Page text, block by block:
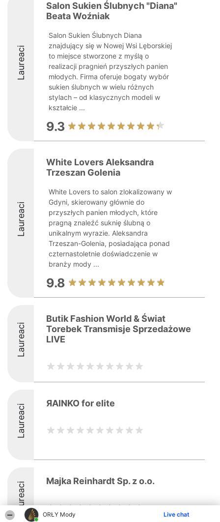
ORŁY Mody Live chat
Laureaci
Salon Sukien Ślubnych "Diana"
Beata Woźniak
Salon Sukien Ślubnych Diana
znajdujący się w Nowej Wsi Lęborskiej
to miejsce stworzone z myślą o
realizacji pragnień przyszłych panien
młodych. Firma oferuje bogaty wybór
sukien ślubnych w wielu różnych
stylach – od klasycznych modeli w
kształcie ...
9.3
Laureaci
White Lovers Aleksandra
Trzeszan Golenia
White Lovers to salon zlokalizowany w
Gdyni, skierowany głównie do
przyszłych panien młodych, które
pragną znaleźć suknię ślubną o
unikalnym wyrazie. Aleksandra
Trzeszan-Golenia, posiadająca ponad
czternastoletnie doświadczenie w
branży mody ...
9.8
Laureaci
Butik Fashion World & Świat
Torebek Transmisje Sprzedażowe
LIVE
Laureaci ЯAINKO for elite
Laureaci Majka Reinhardt Sp. z o.o.